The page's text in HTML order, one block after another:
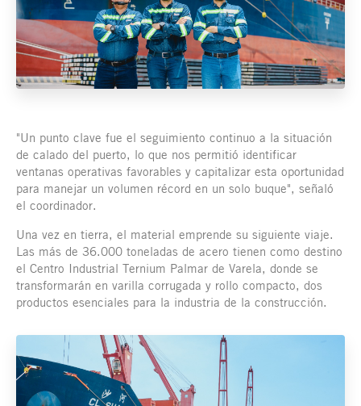
"Un punto clave fue el seguimiento continuo a la situación
de calado del puerto, lo que nos permitió identificar
ventanas operativas favorables y capitalizar esta oportunidad
para manejar un volumen récord en un solo buque", señaló
el coordinador.
Una vez en tierra, el material emprende su siguiente viaje.
Las más de 36.000 toneladas de acero tienen como destino
el Centro Industrial Ternium Palmar de Varela, donde se
transformarán en varilla corrugada y rollo compacto, dos
productos esenciales para la industria de la construcción.